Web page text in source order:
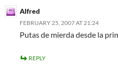
Alfred
FEBRUARY 25, 2007 AT 21:24
Putas de mierda desde la
REPLY